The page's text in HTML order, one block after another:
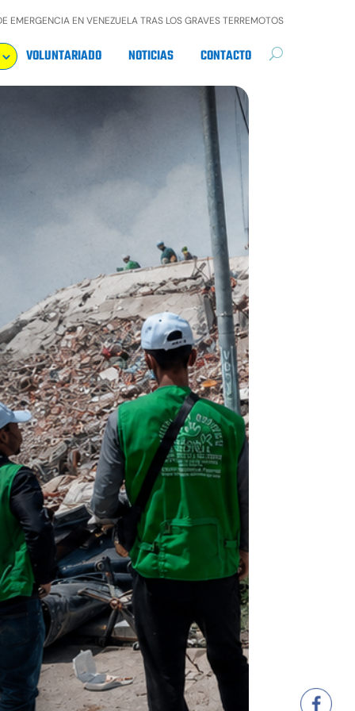
EMERGENCIA EN VENEZUELA TRAS LOS GRAVES TERREMOTOS
VOLUNTARIADO NOTICIAS CONTACTO